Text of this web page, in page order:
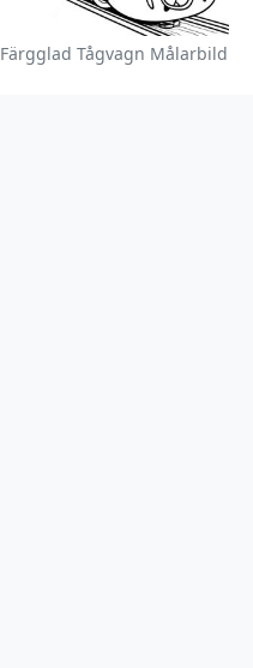
Färgglad Tågvagn Målarbild